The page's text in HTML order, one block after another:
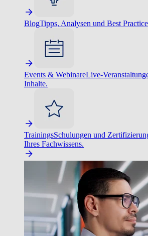
BlogTipps, Analysen und Best
Events & WebinareLive-
Inhalte.
TrainingsSchulungen und
Ihres Fachwissens.